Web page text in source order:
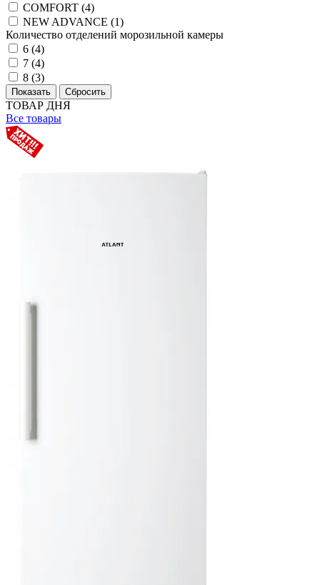
COMFORT (4)
NEW ADVANCE (1)
Количество отделений морозильной камеры
6 (4)
7 (4)
8 (3)
ТОВАР ДНЯ
Все товары